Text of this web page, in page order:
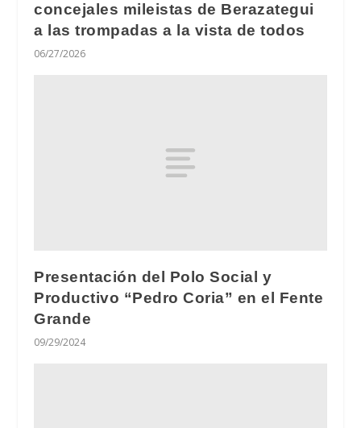
concejales mileistas de Berazategui
a las trompadas a la vista de todos
06/27/2026
Presentación del Polo Social y
Productivo “Pedro Coria” en el Fente
Grande
09/29/2024